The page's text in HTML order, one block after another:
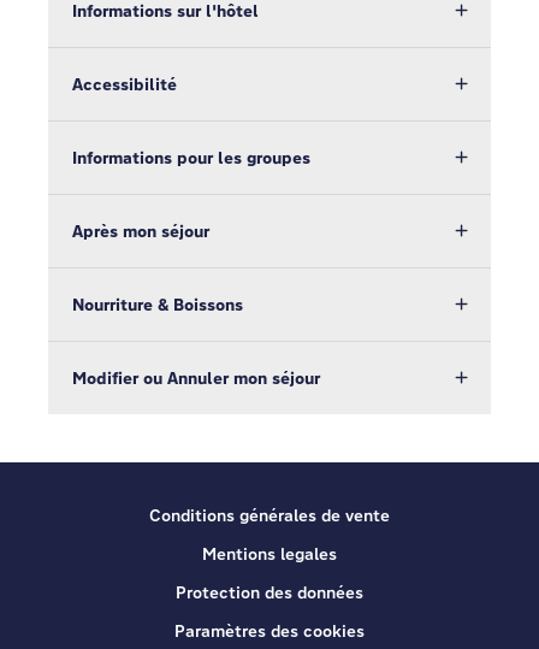
Informations sur l'hôtel
Accessibilité
Informations pour les groupes
Après mon séjour
Nourriture & Boissons
Modifier ou Annuler mon séjour
Conditions générales de vente
Mentions legales
Protection des données
Paramètres des cookies